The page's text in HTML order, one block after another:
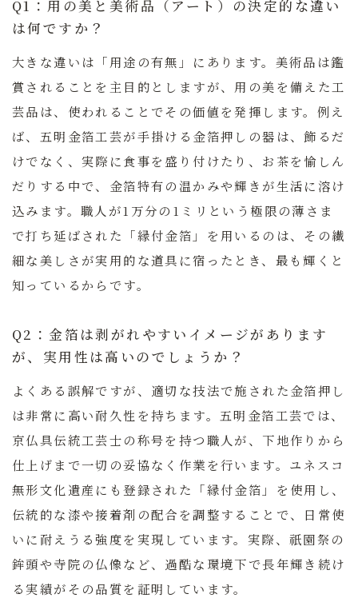
Q1：用の美と美術品（アート）の決定的な違い
は何ですか？
大きな違いは「用途の有無」にあります。美術品は鑑
賞されることを主目的としますが、用の美を備えた工
芸品は、使われることでその価値を発揮します。例え
ば、 五明金箔工芸が手掛ける金箔押しの器は、飾るだ
けでなく、実際に食事を盛り付けたり、お茶を愉しん
だりする中で、金箔特有の温かみや輝きが生活に溶け
込みます。職人が1万分の1ミリという極限の薄さま
で打ち延ばされた「縁付金箔」を用いるのは、その繊
細な美しさが実用的な道具に宿ったとき、最も輝くと
知っているからです。
Q2：金箔は剥がれやすいイメージがあります
が、実用性は高いのでしょうか？
よくある誤解ですが、適切な技法で施された金箔押し
は非常に高い耐久性を持ちます。 五明金箔工芸では、
京仏具伝統工芸士の称号を持つ職人が、下地作りから
仕上げまで一切の妥協なく作業を行います。ユネスコ
無形文化遺産にも登録された「縁付金箔」を使用し、
伝統的な漆や接着剤の配合を調整することで、日常使
いに耐えうる強度を実現しています。実際、祇園祭の
鉾頭や寺院の仏像など、過酷な環境下で長年輝き続け
る実績がその品質を証明しています。